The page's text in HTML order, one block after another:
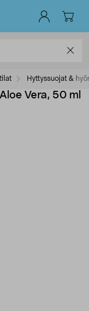
Hyttyssuojat &
Vera, 50 ml